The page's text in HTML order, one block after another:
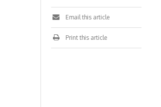
Email this article
Print this article